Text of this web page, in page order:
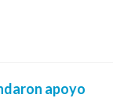
apoyo